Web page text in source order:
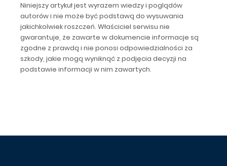
Niniejszy artykuł jest wyrazem wiedzy i poglądów
autorów i nie może być podstawą do wysuwania
jakichkolwiek roszczeń. Właściciel serwisu nie
gwarantuje, że zawarte w dokumencie informacje są
zgodne z prawdą i nie ponosi odpowiedzialności za
szkody, jakie mogą wyniknąć z podjęcia decyzji na
podstawie informacji w nim zawartych.